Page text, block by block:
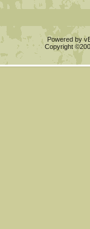
Powered by
Copyright